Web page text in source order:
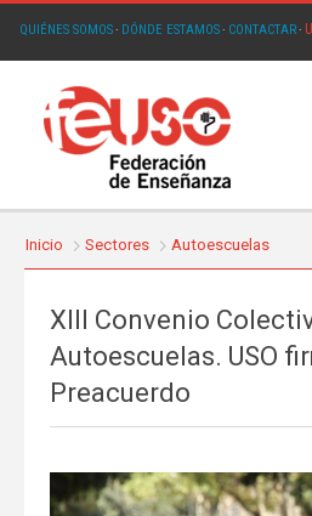
QUIÉNES SOMOS· DÓNDE ESTAMOS· CONTACTAR·
Inicio Sectores Autoescuelas
XIII Convenio
Autoescuelas. USO
Preacuerdo